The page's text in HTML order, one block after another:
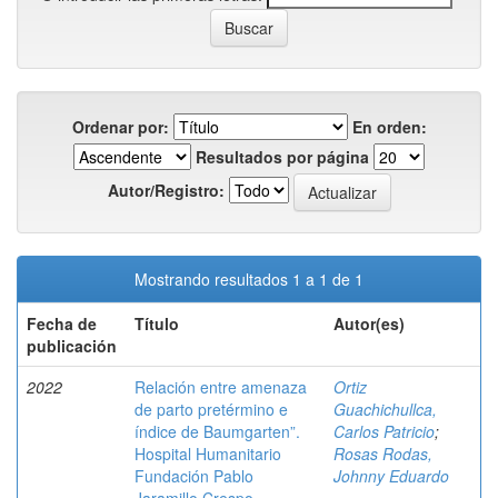
Ordenar por:
En orden:
Resultados por página
Autor/Registro:
Mostrando resultados 1 a 1 de 1
Fecha de
publicación
Título Autor(es)
2022
Relación entre amenaza
de parto pretérmino e
índice de Baumgarten”.
Hospital Humanitario
Fundación Pablo
Ortiz
Guachichullca,
Carlos Patricio;
Rosas Rodas,
Johnny Eduardo